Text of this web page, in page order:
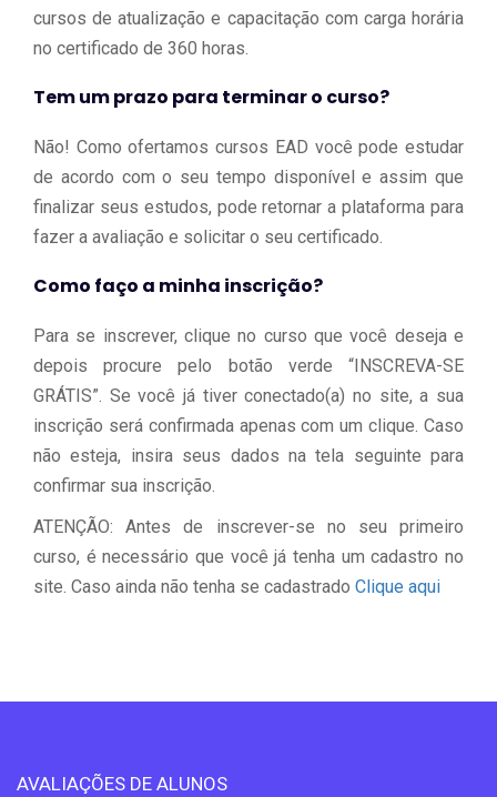
cursos de atualização e capacitação com carga horária
no certificado de 360 horas.
Tem um prazo para terminar o curso?
Não! Como ofertamos cursos EAD você pode estudar
de acordo com o seu tempo disponível e assim que
finalizar seus estudos, pode retornar a plataforma para
fazer a avaliação e solicitar o seu certificado.
Como faço a minha inscrição?
Para se inscrever, clique no curso que você deseja e
depois procure pelo botão verde “INSCREVA-SE
GRÁTIS”. Se você já tiver conectado(a) no site, a sua
inscrição será confirmada apenas com um clique. Caso
não esteja, insira seus dados na tela seguinte para
confirmar sua inscrição.
ATENÇÃO: Antes de inscrever-se no seu primeiro
curso, é necessário que você já tenha um cadastro no
site. Caso ainda não tenha se cadastrado Clique aqui
AVALIAÇÕES DE ALUNOS